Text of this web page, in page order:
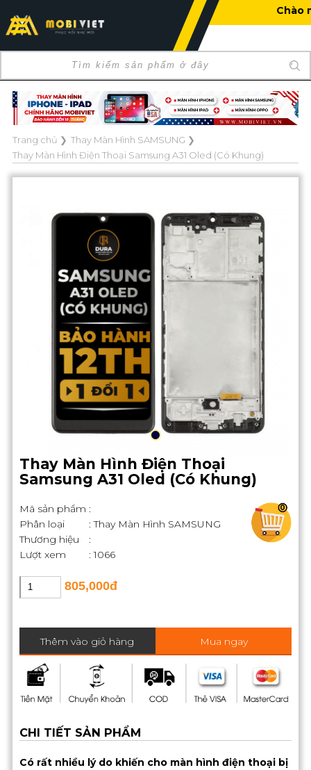
0
Chào mừng bạn đến với
Trang chủ ❯ Thay Màn Hình SAMSUNG ❯
Thay Màn Hình Điện Thoại Samsung A31 Oled (Có Khung)
Thay Màn Hình Điện Thoại
Samsung A31 Oled (Có Khung)
Mã sản phẩm :
Phân loại
: Thay Màn Hình SAMSUNG
Thương hiệu
:
Lượt xem
: 1066
805,000đ
Thêm vào giỏ hàng Mua ngay
CHI TIẾT SẢN PHẨM
Có rất nhiều lý do khiến cho màn hình điện thoại bị